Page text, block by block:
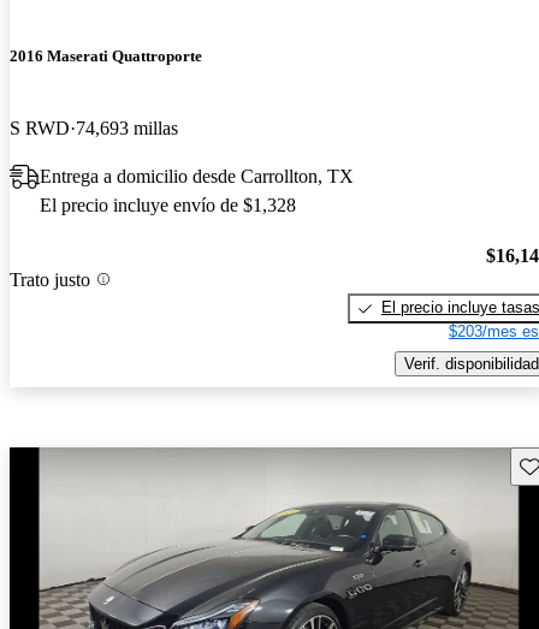
2016 Maserati Quattroporte
S RWD 74,693 millas
Entrega a domicilio desde Carrollton, TX
El precio incluye envío de $1,328
Trato justo
El precio incluye tasas
$203/mes
Verif. disponibilidad